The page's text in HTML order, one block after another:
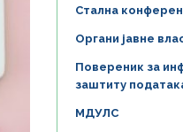
Стална
Органи јавне
Повереник за
заштиту
МДУЛС